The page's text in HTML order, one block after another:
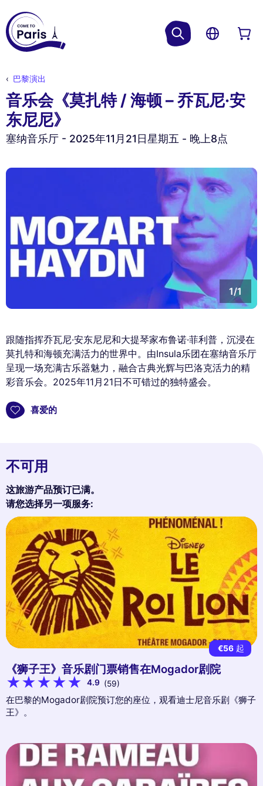
巴黎演出
音乐会《莫扎特 / 海顿 – 乔瓦尼·安
东尼尼》
塞纳音乐厅 - 2025年11月21日星期五 - 晚上8点
1/1
跟随指挥乔瓦尼·安东尼尼和大提琴家布鲁诺·菲利普，沉浸在
莫扎特和海顿充满活力的世界中。由Insula乐团在塞纳音乐厅
呈现一场充满古乐器魅力，融合古典光辉与巴洛克活力的精
彩音乐会。2025年11月21日不可错过的独特盛会。
喜爱的
不可用
这旅游产品预订已满。
请您选择另一项服务:
€56 起
《狮子王》音乐剧门票销售在Mogador剧院
4.9 (59)
在巴黎的Mogador剧院预订您的座位，观看迪士尼音乐剧《狮子
王》。